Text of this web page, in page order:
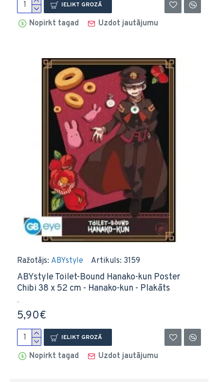
IELIKT GROZĀ
Nopirkt tagad Uzdot jautājumu
Ražotājs: ABYstyle Artikuls: 3159
ABYstyle Toilet-Bound Hanako-kun Poster
Chibi 38 x 52 cm - Hanako-kun - Plakāts
..
5,90€
IELIKT GROZĀ
Nopirkt tagad Uzdot jautājumu